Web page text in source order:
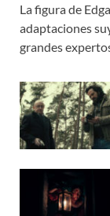
La figura de
adaptaciones
grandes